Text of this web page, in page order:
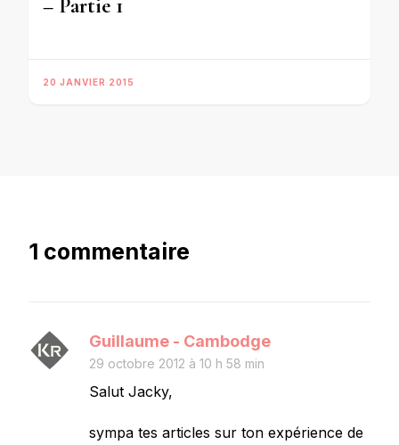
– Partie 1
20 JANVIER 2015
1 commentaire
Guillaume - Cambodge
29 octobre 2012 à 10 h 58 min
Salut Jacky,
sympa tes articles sur ton expérience de